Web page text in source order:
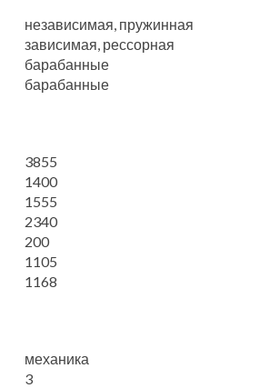
независимая, пружинная
зависимая, рессорная
барабанные
барабанные
3855
1400
1555
2340
200
1105
1168
механика
3